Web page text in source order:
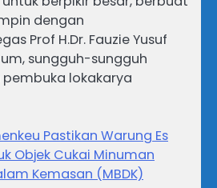
dengan
Prof H.Dr. Fauzie Yusuf
sungguh-sungguh
lokakarya
Pastikan Warung Es
Objek Cukai Minuman
Kemasan (MBDK)